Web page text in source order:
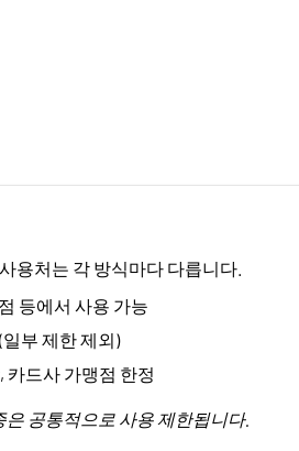
용처는 각 방식마다 다릅니다.
등에서 사용 가능
부 제한 제외)
카드사 가맹점 한정
공통적으로 사용 제한됩니다.